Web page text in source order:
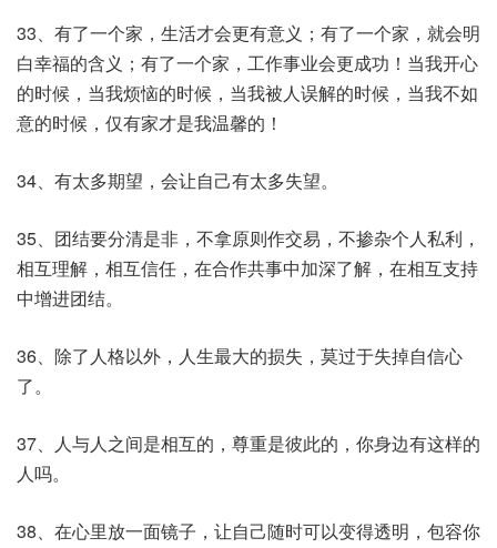
33、有了一个家，生活才会更有意义；有了一个家，就会明
白幸福的含义；有了一个家，工作事业会更成功！当我开心
的时候，当我烦恼的时候，当我被人误解的时候，当我不如
意的时候，仅有家才是我温馨的！
34、有太多期望，会让自己有太多失望。
35、团结要分清是非，不拿原则作交易，不掺杂个人私利，
相互理解，相互信任，在合作共事中加深了解，在相互支持
中增进团结。
36、除了人格以外，人生最大的损失，莫过于失掉自信心
了。
37、人与人之间是相互的，尊重是彼此的，你身边有这样的
人吗。
38、在心里放一面镜子，让自己随时可以变得透明，包容你